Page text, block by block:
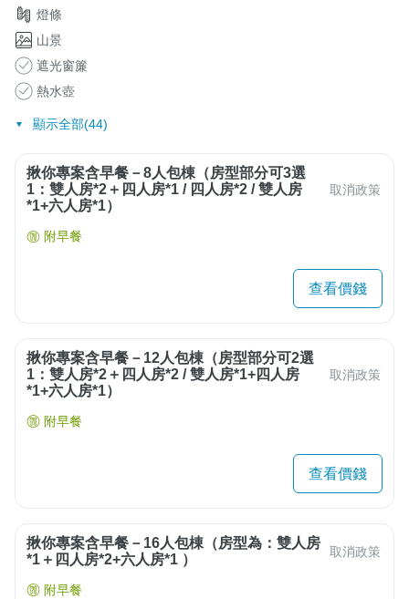
燈條
山景
遮光窗簾
熱水壺
顯示全部(44)
揪你專案含早餐－8人包棟（房型部分可3選
1：雙人房*2＋四人房*1 / 四人房*2 / 雙人房
*1+六人房*1）
取消政策
附早餐
查看價錢
揪你專案含早餐－12人包棟（房型部分可2選
1：雙人房*2＋四人房*2 / 雙人房*1+四人房
*1+六人房*1）
取消政策
附早餐
查看價錢
揪你專案含早餐－16人包棟（房型為：雙人房
*1＋四人房*2+六人房*1 ）
取消政策
附早餐